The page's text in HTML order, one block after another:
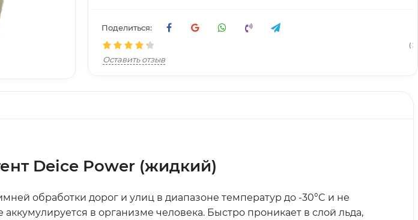
Поделиться:
(
Оставить отзыв
Deice Power (жидкий)
обработки дорог и улиц в диапазоне температур до -30°C и не
в организме человека. Быстро проникает в слой льда,